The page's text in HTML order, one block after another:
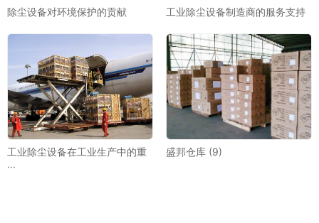
除尘设备对环境保护的贡献 工业除尘设备制造商的服务支持
工业除尘设备在工业生产中的重
···
盛邦仓库 (9)